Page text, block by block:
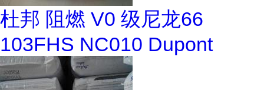
杜邦 阻燃 V0 级尼龙66
103FHS NC010 Dupont